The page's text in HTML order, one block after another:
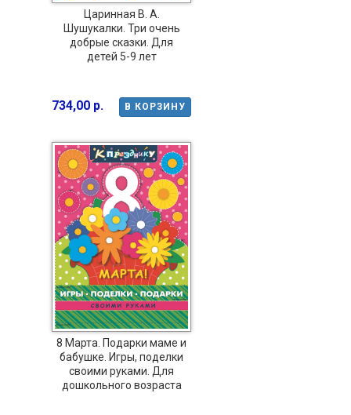
Царинная В. А.
Шушукалки. Три очень
добрые сказки. Для
детей 5-9 лет
В КОРЗИНУ
734,00 р.
8 Марта. Подарки маме и
бабушке. Игры, поделки
своими руками. Для
дошкольного возраста